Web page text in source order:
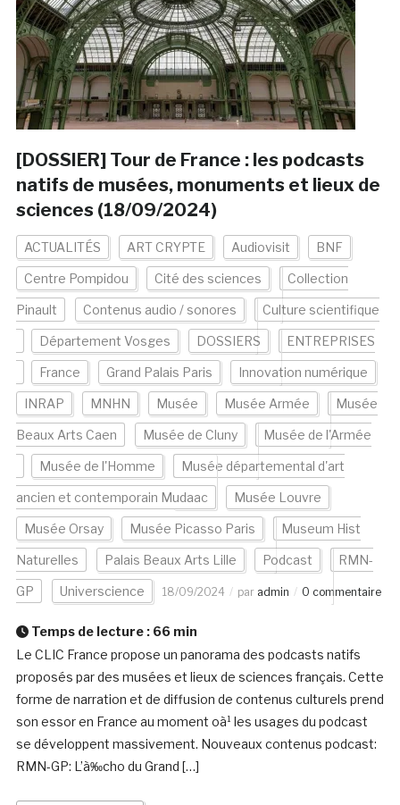
[DOSSIER] Tour de France : les podcasts
natifs de musées, monuments et lieux de
sciences (18/09/2024)
ACTUALITÉS ART CRYPTE Audiovisit BNF
Centre Pompidou Cité des sciences Collection
Pinault Contenus audio / sonores Culture scientifique
Département Vosges DOSSIERS ENTREPRISES
France Grand Palais Paris Innovation numérique
INRAP MNHN Musée Musée Armée Musée
Beaux Arts Caen Musée de Cluny Musée de l'Armée
Musée de l'Homme Musée départemental d'art
ancien et contemporain Mudaac Musée Louvre
Musée Orsay Musée Picasso Paris Museum Hist
Naturelles Palais Beaux Arts Lille Podcast RMN-
GP Universcience 18/09/2024 par admin 0 commentaire
Temps de lecture : 66 min
Le CLIC France propose un panorama des podcasts natifs
proposés par des musées et lieux de sciences français. Cette
forme de narration et de diffusion de contenus culturels prend
son essor en France au moment oà¹ les usages du podcast
se développent massivement. Nouveaux contenus podcast:
RMN-GP: L’à‰cho du Grand […]